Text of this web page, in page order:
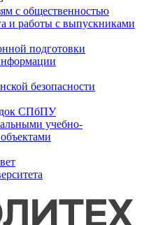
с общественностью
и работы с выпускниками
подготовки
безопасности
СПбПУ
учебно-